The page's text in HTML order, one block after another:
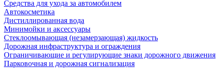
Средства для ухода за автомобилем
Автокосметика
Дистиллированная вода
Минимойки и аксессуары
Стеклоомывающая (незамерзающая) жидкость
Дорожная инфраструктура и ограждения
Ограничивающие и регулирующие знаки дорожного движения
Парковочная и дорожная сигнализация